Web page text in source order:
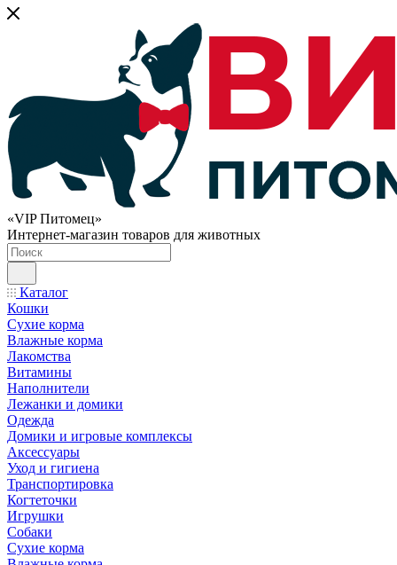
«VIP Питомец»
Интернет-магазин товаров для животных
Каталог
Кошки
Сухие корма
Влажные корма
Лакомства
Витамины
Наполнители
Лежанки и домики
Одежда
Домики и игровые комплексы
Аксессуары
Уход и гигиена
Транспортировка
Когтеточки
Игрушки
Собаки
Сухие корма